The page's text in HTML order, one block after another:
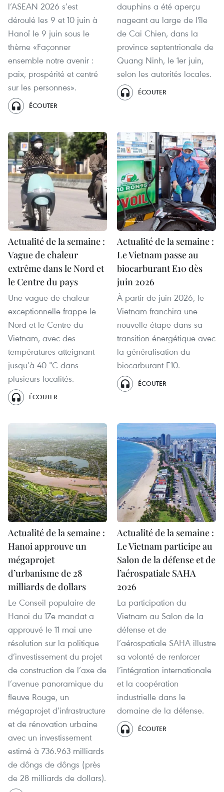
l’ASEAN 2026 s’est
déroulé les 9 et 10 juin à
Hanoï le 9 juin sous le
thème «Façonner
ensemble notre avenir :
paix, prospérité et centré
sur les personnes».
ÉCOUTER
dauphins a été aperçu
nageant au large de l'île
de Cai Chien, dans la
province septentrionale de
Quang Ninh, le 1er juin,
selon les autorités locales.
ÉCOUTER
Actualité de la semaine :
Vague de chaleur
extrême dans le Nord et
le Centre du pays
Une vague de chaleur
exceptionnelle frappe le
Nord et le Centre du
Vietnam, avec des
températures atteignant
jusqu’à 40 °C dans
plusieurs localités.
ÉCOUTER
Actualité de la semaine :
Le Vietnam passe au
biocarburant E10 dès
juin 2026
À partir de juin 2026, le
Vietnam franchira une
nouvelle étape dans sa
transition énergétique avec
la généralisation du
biocarburant E10.
ÉCOUTER
Actualité de la semaine :
Hanoi approuve un
mégaprojet
d’urbanisme de 28
milliards de dollars
Le Conseil populaire de
Hanoi du 17e mandat a
approuvé le 11 mai une
résolution sur la politique
d’investissement du projet
de construction de l’axe de
l’avenue panoramique du
fleuve Rouge, un
mégaprojet d’infrastructure
et de rénovation urbaine
avec un investissement
estimé à 736.963 milliards
de dôngs de dôngs (près
de 28 milliards de dollars).
Actualité de la semaine :
Le Vietnam participe au
Salon de la défense et de
l’aérospatiale SAHA
2026
La participation du
Vietnam au Salon de la
défense et de
l’aérospatiale SAHA illustre
sa volonté de renforcer
l’intégration internationale
et la coopération
industrielle dans le
domaine de la défense.
ÉCOUTER